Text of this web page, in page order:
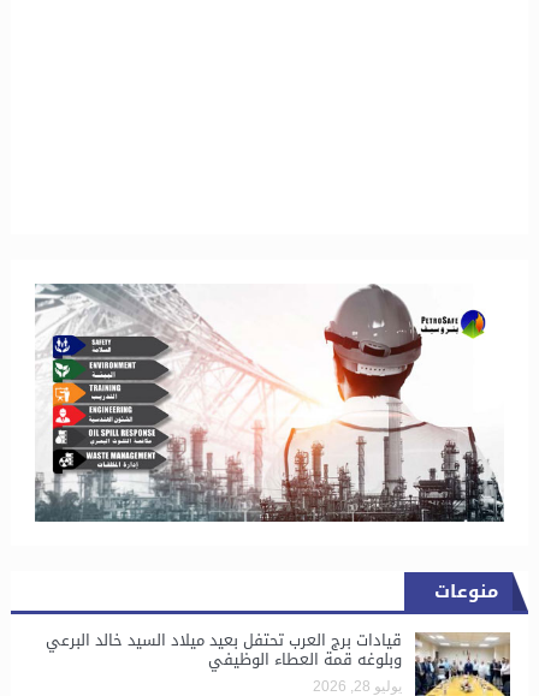
منوعات
قيادات برج العرب تحتفل بعيد ميلاد السيد خالد البرعي
وبلوغه قمة العطاء الوظيفي
يوليو 28, 2026